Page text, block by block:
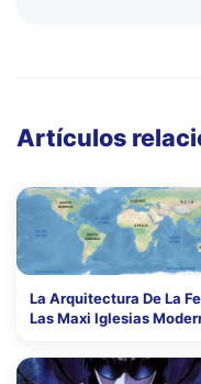
Artículos
La Arquitectura De La
Las Maxi Iglesias